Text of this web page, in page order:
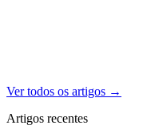
Ver todos os artigos →
Artigos recentes